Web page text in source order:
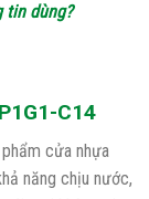
tin dùng?
C14
cửa nhựa
năng chịu nước,